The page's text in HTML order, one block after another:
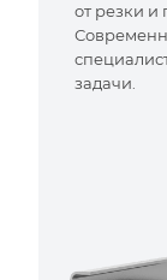
от резки и
задачи.